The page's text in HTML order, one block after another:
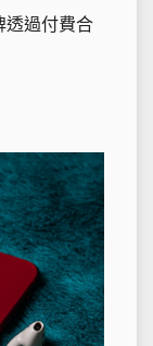
透過付費合